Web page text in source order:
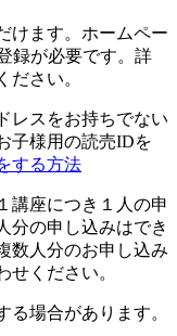
けます。ホームペー
録が必要です。詳
ださい。
レスをお持ちでない
子様用の読売IDを
する方法
講座につき１人の申
分の申し込みはでき
数人分のお申し込み
せください。
場合があります。